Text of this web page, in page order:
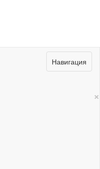
Навигация
×